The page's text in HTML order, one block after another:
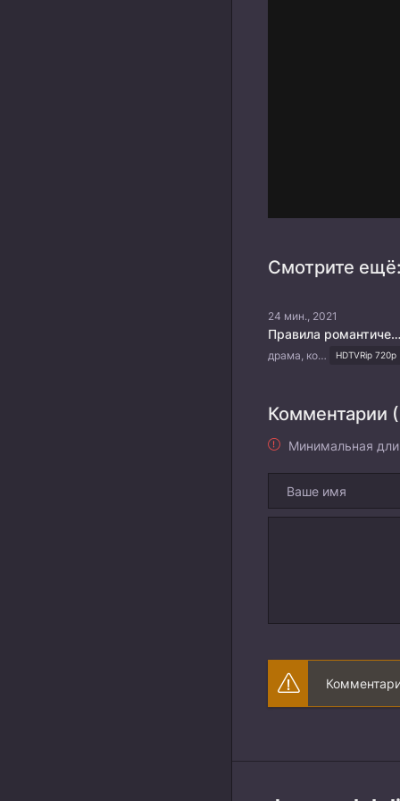
Смотрите ещё:
24 мин., 2021
Правила романтической комедии
драма, комедия, романтика HDTVRip 720p
Комментарии
Минимальная